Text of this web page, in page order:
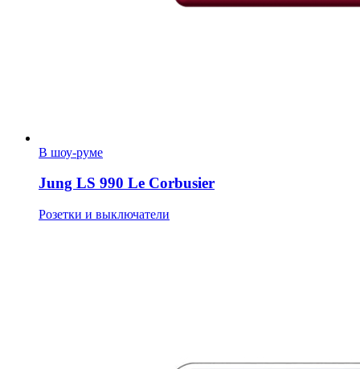
В шоу-руме
Jung LS 990 Le Corbusier
Розетки и выключатели